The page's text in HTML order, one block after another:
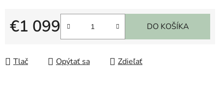
€1 099
Jednotková cena:
DO KOŠÍKA
Tlač Opýtať sa Zdieľať